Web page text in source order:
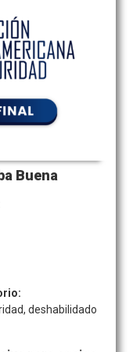
Buena
deshabilidado